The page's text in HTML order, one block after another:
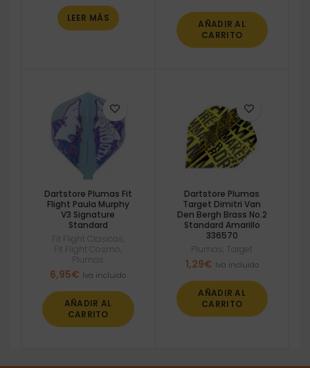
LEER MÁS
AÑADIR AL
CARRITO
Dartstore Plumas Fit
Flight Paula Murphy
V3 Signature
Standard
Fit Flight Clasicas
Fit Flight Cosmo
Plumas
6,95€ Iva incluido
AÑADIR AL
CARRITO
Dartstore Plumas
Target Dimitri Van
Den Bergh Brass No.2
Standard Amarillo
336570
Plumas Target
1,29€ Iva incluido
AÑADIR AL
CARRITO